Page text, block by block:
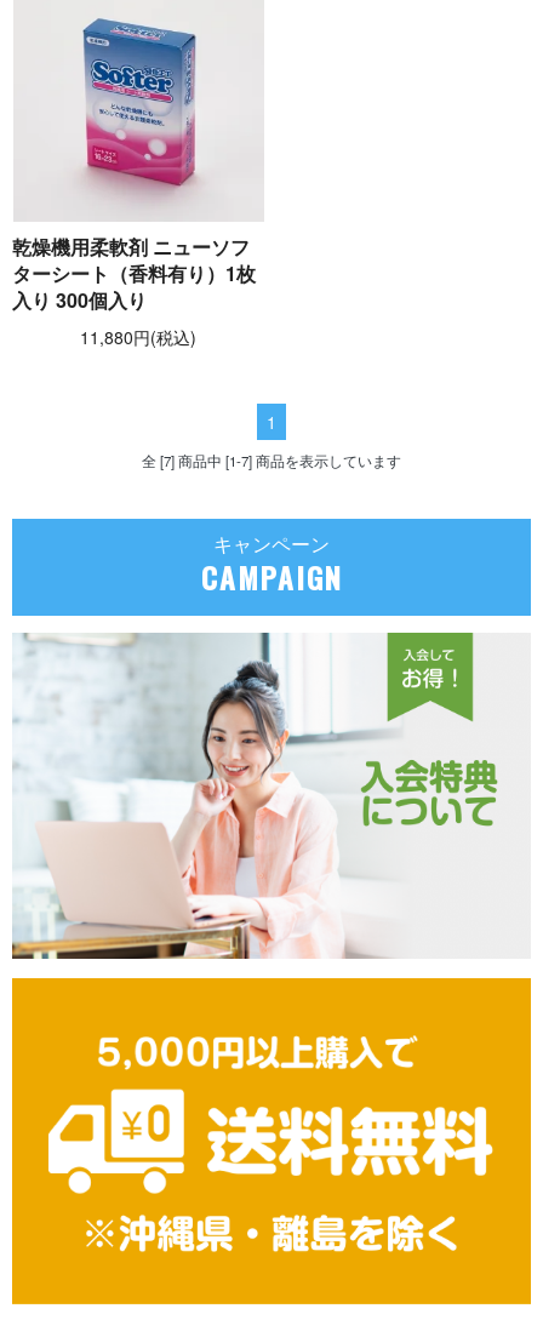
乾燥機用柔軟剤 ニューソフ
ターシート（香料有り）1枚
入り 300個入り
11,880円(税込)
1
全 [7] 商品中 [1-7] 商品を表示しています
キャンペーン
CAMPAIGN